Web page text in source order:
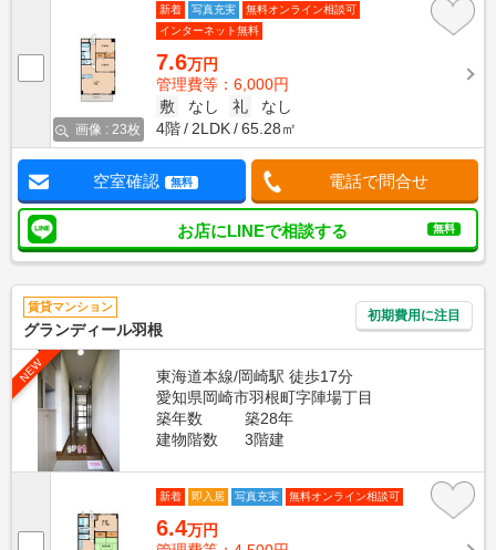
画像 : 23枚
新着 写真充実
無料オンライン相談可
インターネット無料
7.6万円
管理費等：6,000円
敷
なし 礼
なし
4階
2LDK 65.28㎡
空室確認 無料 電話で問合せ
お店にLINEで相談する 無料
賃貸マンション
グランディール羽根
初期費用に注目
NEW
東海道本線/岡崎駅 徒歩17分
愛知県岡崎市羽根町字陣場丁目
築年数
築28年
建物階数
3階建
新着 即入居 写真充実 無料オンライン相談可
6.4万円